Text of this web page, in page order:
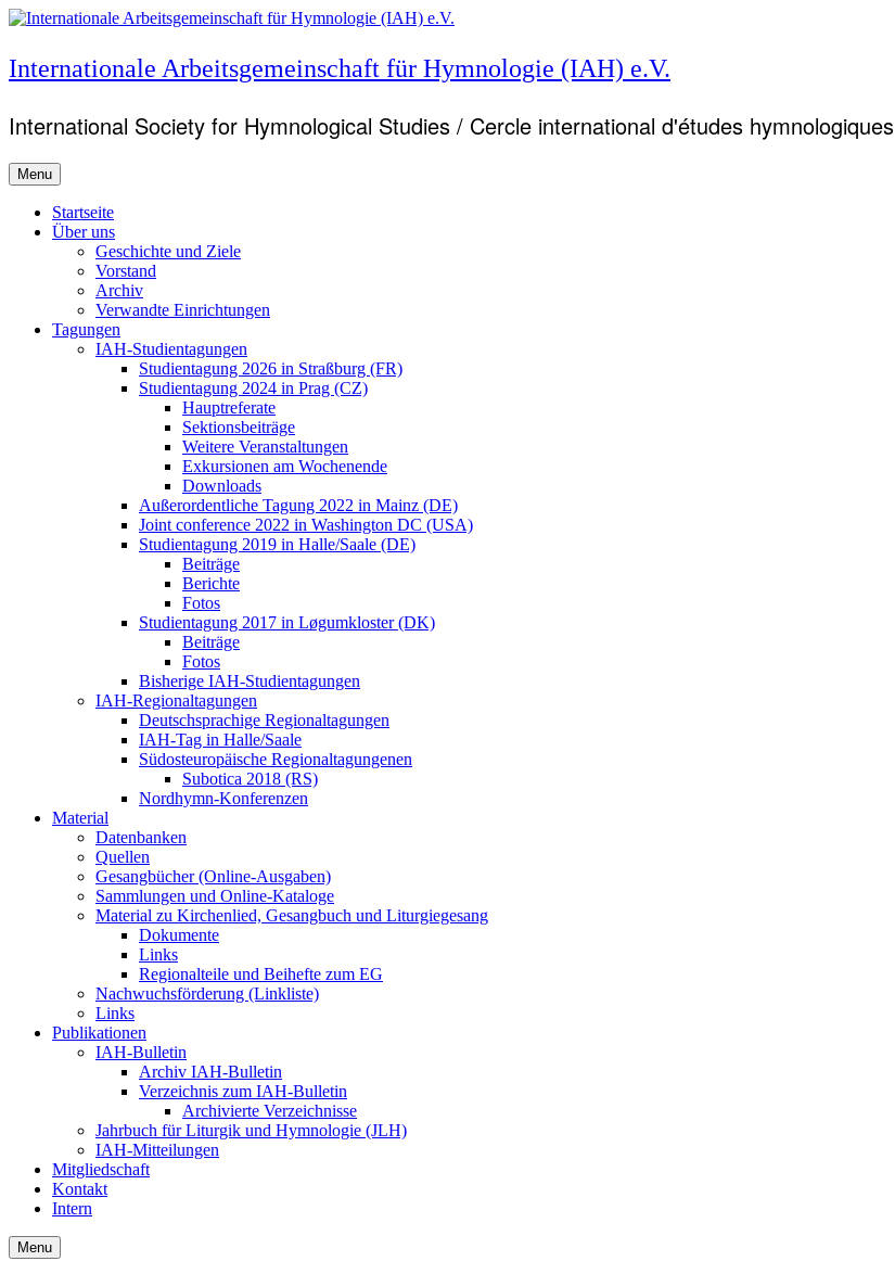
Skip
content
Internationale Arbeitsgemeinschaft für Hymnologie (IAH) e.V.
International Society for Hymnological Studies / Cercle international d'études hymnologiques
Menu
Primary
menu
Startseite
Über uns
Geschichte und Ziele
Vorstand
Archiv
Verwandte Einrichtungen
Tagungen
IAH-Studientagungen
Studientagung 2026 in Straßburg (FR)
Studientagung 2024 in Prag (CZ)
Hauptreferate
Sektionsbeiträge
Weitere Veranstaltungen
Exkursionen am Wochenende
Downloads
Außerordentliche Tagung 2022 in Mainz (DE)
Joint conference 2022 in Washington DC (USA)
Studientagung 2019 in Halle/Saale (DE)
Beiträge
Berichte
Fotos
Studientagung 2017 in Løgumkloster (DK)
Beiträge
Fotos
Bisherige IAH-Studientagungen
IAH-Regionaltagungen
Deutschsprachige Regionaltagungen
IAH-Tag in Halle/Saale
Südosteuropäische Regionaltagungenen
Subotica 2018 (RS)
Nordhymn-Konferenzen
Material
Datenbanken
Quellen
Gesangbücher (Online-Ausgaben)
Sammlungen und Online-Kataloge
Material zu Kirchenlied, Gesangbuch und Liturgiegesang
Dokumente
Links
Regionalteile und Beihefte zum EG
Nachwuchsförderung (Linkliste)
Links
Publikationen
IAH-Bulletin
Archiv IAH-Bulletin
Verzeichnis zum IAH-Bulletin
Archivierte Verzeichnisse
Jahrbuch für Liturgik und Hymnologie (JLH)
IAH-Mitteilungen
Mitgliedschaft
Kontakt
Intern
Menu